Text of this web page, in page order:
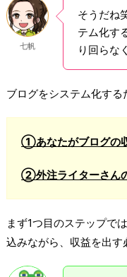
七帆
そうだね
テム化す
り回らな
ブログをシステム化する
①あなたがブログの
②外注ライターさん
まず1つ目のステップで
込みながら、収益を出す